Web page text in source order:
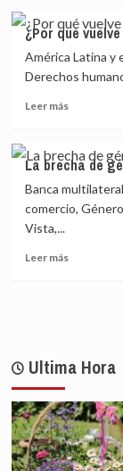
en
los
fondos
covid
El
cambio
climático
es
mayor
la
gente
¿Por qué
América Latina y
Derechos
Leer másLeer
¿Por
qué
vuelve
la
Colombia?
La brecha de
Banca
comercio,
Vista,...
Leer másLeer
de
covid-
19
Ultima Hora